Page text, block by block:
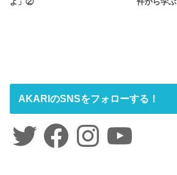
AKARIのSNSをフォローする！
Twitter FacebookInstagramYouTube